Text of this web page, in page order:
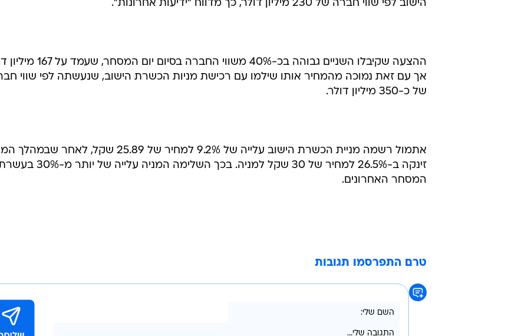
הישוב לפי שווי חברה של 230 מיליון דולר, כך מדווח "ידיעות אחרונות".
ההצעה שקיבלו השניים גבוהה בכ-40% משווי החברה בסיום
אך עם זאת נמוכה מהמחיר אותו שילמו עם רכישת מניות הכשרת הישוב, שנעשתה לפי שווי
של כ-350 מיליון דולר.
אתמול רשמה מניית הכשרת הישוב עלייה של 9.2% למחיר של 25.89 שקל,
זינקה ב-26.5% למחיר של 30 שקל למניה. בכך השלימה
המסחר האחרונים.
טרם התפרסמו תגובות